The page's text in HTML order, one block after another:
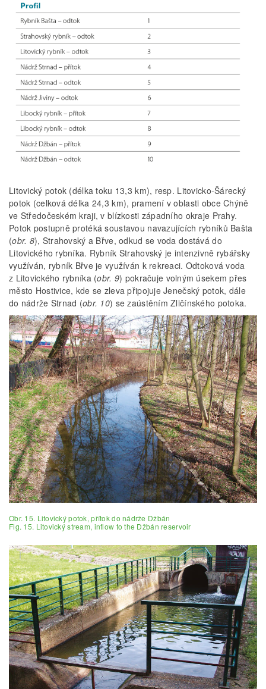
Litovický potok (délka toku 13,3 km), resp. Litovicko-Šárecký
potok (celková délka 24,3 km), pramení v oblasti obce Chýně
ve Středočeském kraji, v blízkosti západního okraje Prahy.
Potok postupně protéká soustavou navazujících rybníků Bašta
(obr. 8), Strahovský a Břve, odkud se voda dostává do
Litovického rybníka. Rybník Strahovský je intenzivně rybářsky
využíván, rybník Břve je využíván k rekreaci. Odtoková voda
z Litovického rybníka (obr. 9) pokračuje volným úsekem přes
město Hostivice, kde se zleva připojuje Jenečský potok, dále
do nádrže Strnad (obr. 10) se zaústěním Zličínského potoka.
Obr. 15. Litovický potok, přítok do nádrže Džbán
Fig. 15. Litovický stream, inflow to the Džbán reservoir